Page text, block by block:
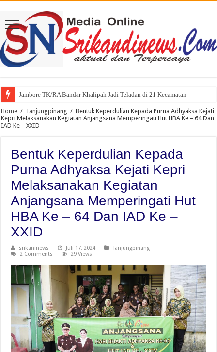
Jambore TK/RA Bandar Khalipah Jadi Teladan di 21 Kecamatan
Sah, Secara Aklamasi WFS Pimpin Karang Taruna Provinsi Lampung
Home / Tanjungpinang / Bentuk Keperdulian Kepada Purna Adhyaksa Kejati
Kepri Melaksanakan Kegiatan Anjangsana Memperingati Hut HBA Ke – 64 Dan
IAD Ke – XXID
Bentuk Keperdulian Kepada
Purna Adhyaksa Kejati Kepri
Melaksanakan Kegiatan
Anjangsana Memperingati Hut
HBA Ke – 64 Dan IAD Ke –
XXID
srikaninews Juli 17, 2024
Tanjungpinang
2 Comments
29 Views